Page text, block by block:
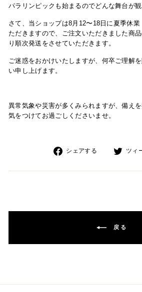
パラリンピックも始まるのでどんな舞台が
さて、当ショップは8月12〜18日に夏季休
ただきますので、ご注文いただきました商
り順次発送をさせていただきます。
ご迷惑をおかけいたしますが、何卒ご理解
い申し上げます。
異常気象や災害が多くみられますが、備え
気をつけてお過ごしくださいませ。
シェアする
Facebook
シ
ツィ
戻る